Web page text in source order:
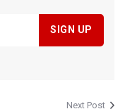
Next Post